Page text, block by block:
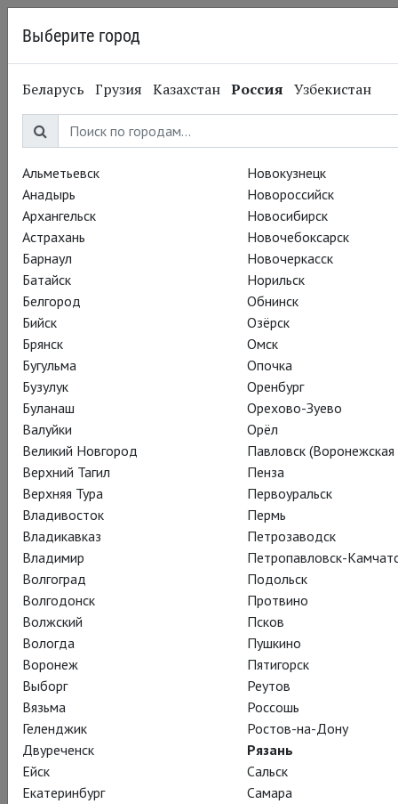
Поддержать TheatreHD
Друзья, многие из вас задавали вопрос, как можно
нам помочь. Мы очень тронуты! Спасибо!
Наша команда не унывает, продолжает работать в
непростые для проекта и кинотеатров времена и
радовать вас качественным и интересным
контентом.
Для тех, кто хочет поддержать проект TheatreHD,
теперь есть волшебная кнопка и шекспировские
персонажи – выбирайте, кому помочь .
Выберите город
Беларусь Грузия Казахстан Россия Узбекистан
Альметьевск
Анадырь
Архангельск
Астрахань
Барнаул
Батайск
Белгород
Бийск
Брянск
Бугульма
Бузулук
Буланаш
Валуйки
Великий Новгород
Верхний Тагил
Верхняя Тура
Владивосток
Владикавказ
Владимир
Волгоград
Волгодонск
Волжский
Вологда
Воронеж
Выборг
Вязьма
Геленджик
Двуреченск
Ейск
Екатеринбург
Новокузнецк
Новороссийск
Новосибирск
Новочебоксарск
Новочеркасск
Норильск
Обнинск
Озёрск
Омск
Опочка
Оренбург
Орехово-Зуево
Орёл
Павловск (Воронежская
Пенза
Первоуральск
Пермь
Петрозаводск
Петропавловск-
Подольск
Протвино
Псков
Пушкино
Пятигорск
Реутов
Россошь
Ростов-на-Дону
Рязань
Сальск
Самара